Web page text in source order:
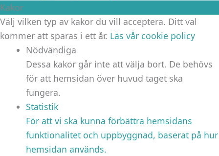
Kakor
Välj vilken typ av kakor du vill acceptera. Ditt val
kommer att sparas i ett år. Läs vår cookie policy
Nödvändiga
Dessa kakor går inte att välja bort. De behövs
för att hemsidan över huvud taget ska
fungera.
Statistik
För att vi ska kunna förbättra hemsidans
funktionalitet och uppbyggnad, baserat på hur
hemsidan används.